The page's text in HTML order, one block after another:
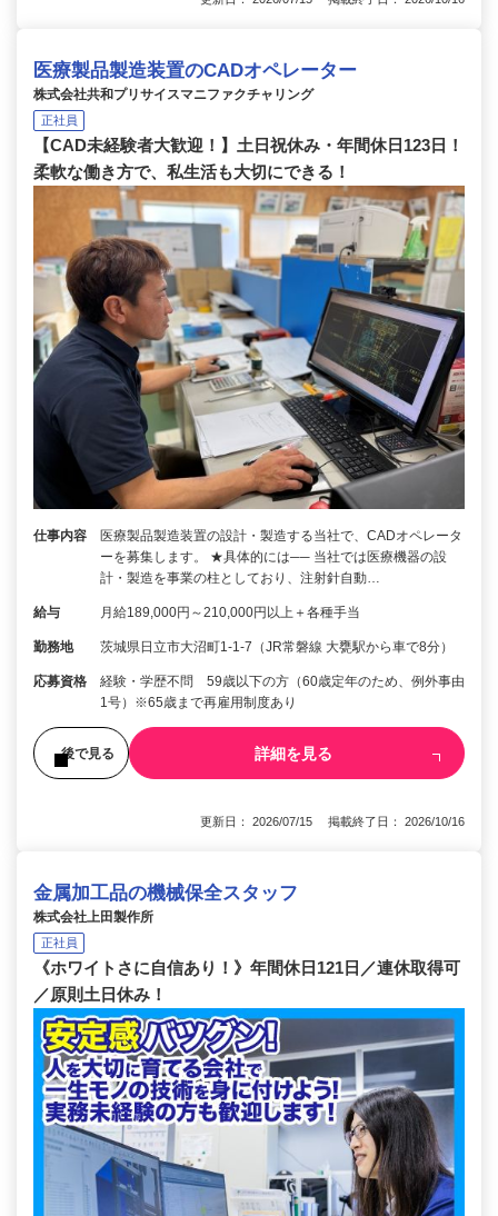
医療製品製造装置のCADオペレーター
株式会社共和プリサイスマニファクチャリング
正社員
【CAD未経験者大歓迎！】土日祝休み・年間休日123日！
柔軟な働き方で、私生活も大切にできる！
仕事内容
医療製品製造装置の設計・製造する当社で、CADオペレータ
ーを募集します。 ★具体的には── 当社では医療機器の設
計・製造を事業の柱としており、注射針自動…
給与 月給189,000円～210,000円以上＋各種手当
勤務地 茨城県日立市大沼町1-1-7（JR常磐線 大甕駅から車で8分）
応募資格
経験・学歴不問 59歳以下の方（60歳定年のため、例外事由
1号）※65歳まで再雇用制度あり
後で見る 詳細を見る
更新日： 2026/07/15 掲載終了日： 2026/10/16
金属加工品の機械保全スタッフ
株式会社上田製作所
正社員
《ホワイトさに自信あり！》年間休日121日／連休取得可
／原則土日休み！